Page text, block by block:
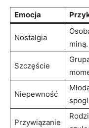
Emocja
Nostalgia
miną.
Szczęście
Niepewność
Przywiązanie